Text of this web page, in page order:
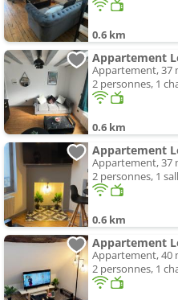
0.6 km
Appartement, 37
2 personnes, 1
0.6 km
Appartement, 37
2 personnes, 1
0.6 km
Appartement, 40
2 personnes, 1